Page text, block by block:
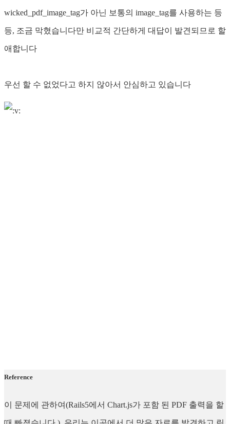
wicked_pdf_image_tag가 아닌 보통의 image_tag를 사용하는 등
등, 조금 막혔습니다만 비교적 간단하게 대답이 발견되므로 할
애합니다
우선 할 수 없었다고 하지 않아서 안심하고 있습니다
Reference
이 문제에 관하여(Rails5에서 Chart.js가 포함 된 PDF 출력을 할